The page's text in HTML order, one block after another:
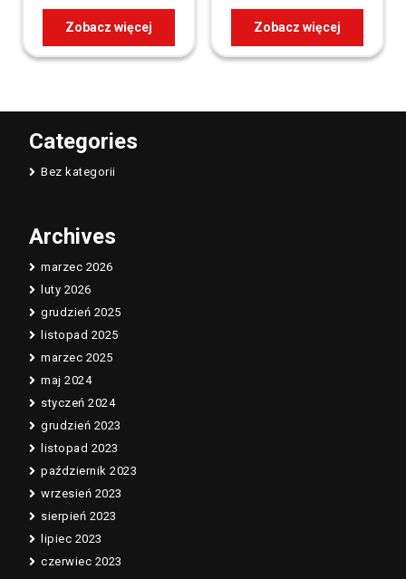
Zobacz więcej Zobacz więcej
Categories
Bez kategorii
Archives
marzec 2026
luty 2026
grudzień 2025
listopad 2025
marzec 2025
maj 2024
styczeń 2024
grudzień 2023
listopad 2023
październik 2023
wrzesień 2023
sierpień 2023
lipiec 2023
czerwiec 2023